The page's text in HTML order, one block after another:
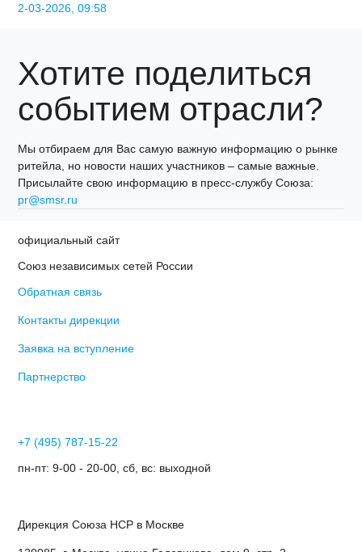
2-03-2026, 09:58
Хотите поделиться
событием отрасли?
Мы отбираем для Вас самую важную информацию о рынке
ритейла, но новости наших участников – самые важные.
Присылайте свою информацию в пресс-службу Союза:
pr@smsr.ru
официальный сайт
Союз независимых сетей России
Обратная связь
Контакты дирекции
Заявка на вступление
Партнерство
+7 (495) 787-15-22
пн-пт: 9-00 - 20-00, сб, вс: выходной
Дирекция Cоюза НСР в Москве